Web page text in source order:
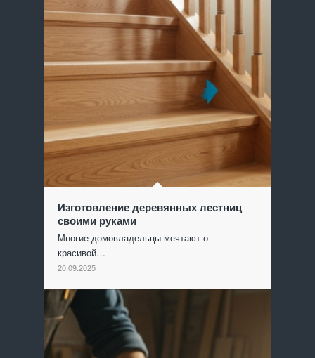
Изготовление деревянных лестниц
своими руками
Многие домовладельцы мечтают о
красивой…
20.09.2025